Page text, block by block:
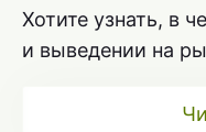
Хотите узнать, в
и выведении на